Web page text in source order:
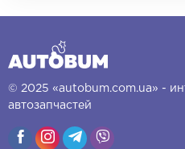
© 2025 «autobum.com.ua» -
автозапчастей